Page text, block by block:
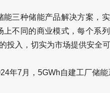
三种储能产品解决方案，
不同的商业模式，每个系
入，切实为市场提供安全可
年7月，5GWh自建工厂储能